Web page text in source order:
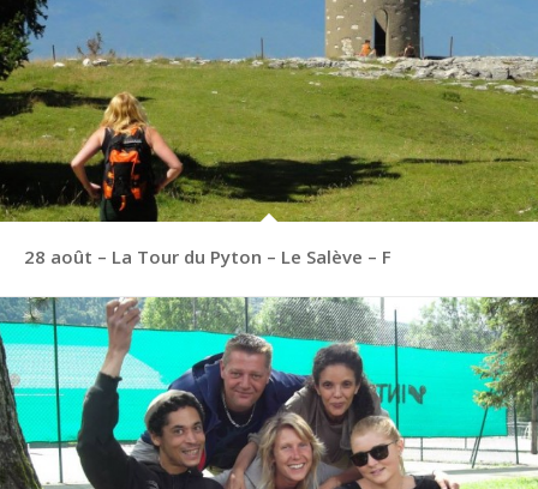
28 août – La Tour du Pyton – Le Salève – F